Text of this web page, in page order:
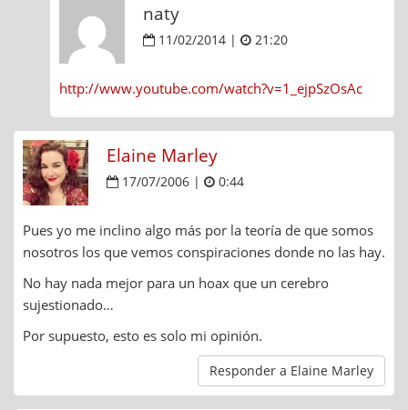
naty
11/02/2014 | 21:20
http://www.youtube.com/watch?v=1_ejpSzOsAc
Elaine Marley
17/07/2006 | 0:44
Pues yo me inclino algo más por la teoría de que somos
nosotros los que vemos conspiraciones donde no las hay.
No hay nada mejor para un hoax que un cerebro
sujestionado…
Por supuesto, esto es solo mi opinión.
Responder a Elaine Marley